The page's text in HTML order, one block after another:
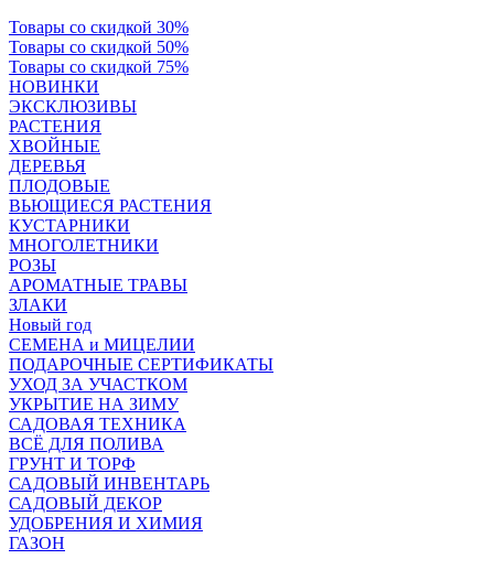
Товары со скидкой 30%
Товары со скидкой 50%
Товары со скидкой 75%
НОВИНКИ
ЭКСКЛЮЗИВЫ
РАСТЕНИЯ
ХВОЙНЫЕ
ДЕРЕВЬЯ
ПЛОДОВЫЕ
ВЬЮЩИЕСЯ РАСТЕНИЯ
КУСТАРНИКИ
МНОГОЛЕТНИКИ
РОЗЫ
АРОМАТНЫЕ ТРАВЫ
ЗЛАКИ
Новый год
СЕМЕНА и МИЦЕЛИИ
ПОДАРОЧНЫЕ СЕРТИФИКАТЫ
УХОД ЗА УЧАСТКОМ
УКРЫТИЕ НА ЗИМУ
САДОВАЯ ТЕХНИКА
ВСЁ ДЛЯ ПОЛИВА
ГРУНТ И ТОРФ
САДОВЫЙ ИНВЕНТАРЬ
САДОВЫЙ ДЕКОР
УДОБРЕНИЯ И ХИМИЯ
ГАЗОН